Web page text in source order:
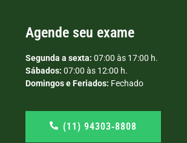
Agende seu exame
Segunda a sexta: 07:00 às 17:00 h.
Sábados: 07:00 às 12:00 h.
Domingos e Feriados: Fechado
(11) 94303‑8808